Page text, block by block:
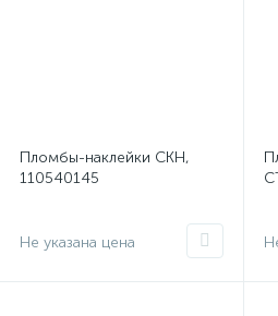
Пломбы-наклейки СКН,
110540145
Не указана цена